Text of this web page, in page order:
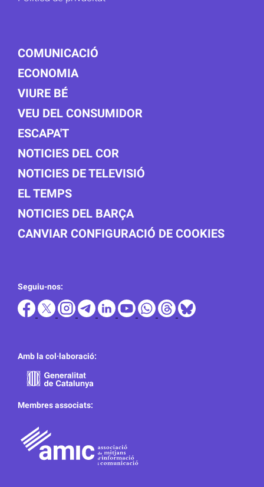
COMUNICACIÓ
ECONOMIA
VIURE BÉ
VEU DEL CONSUMIDOR
ESCAPA'T
NOTICIES DEL COR
NOTICIES DE TELEVISIÓ
EL TEMPS
NOTICIES DEL BARÇA
CANVIAR CONFIGURACIÓ DE COOKIES
Seguiu-nos:
Amb la col·laboració:
Membres associats: